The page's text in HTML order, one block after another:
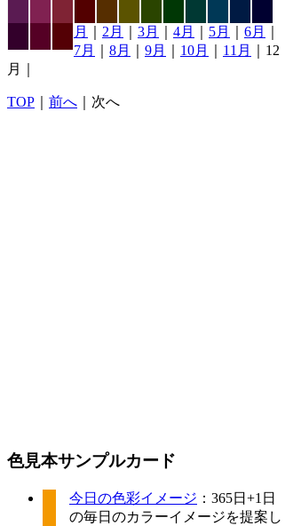
月 2月 3月 4月 5月 6月
7月
8月 9月 10月 11月
｜12
月｜
TOP 前へ ｜次へ
色見本サンプルカード
今日の色彩イメージ ：365日+1日
の毎日のカラーイメージを提案し